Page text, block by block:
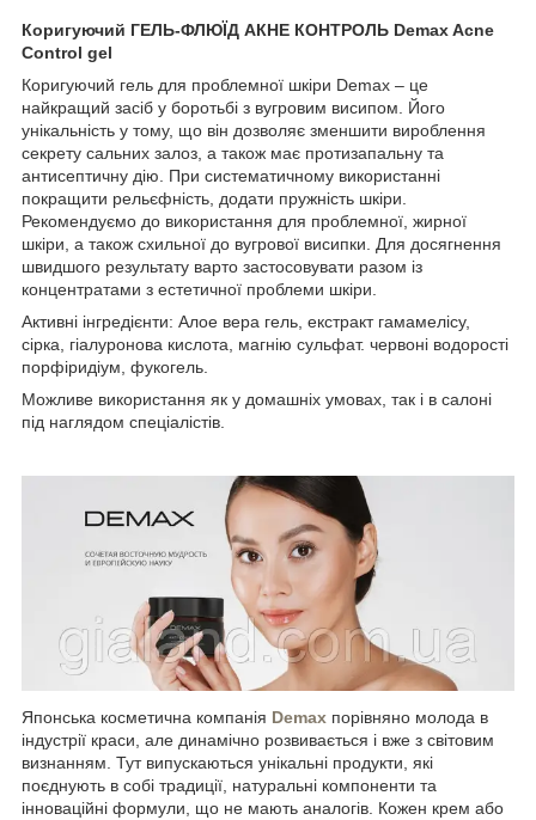
Коригуючий ГЕЛЬ-ФЛЮЇД АКНЕ КОНТРОЛЬ Demax Acne
Control gel
Коригуючий гель для проблемної шкіри Demax – це
найкращий засіб у боротьбі з вугровим висипом. Його
унікальність у тому, що він дозволяє зменшити вироблення
секрету сальних залоз, а також має протизапальну та
антисептичну дію. При систематичному використанні
покращити рельєфність, додати пружність шкіри.
Рекомендуємо до використання для проблемної, жирної
шкіри, а також схильної до вугрової висипки. Для досягнення
швидшого результату варто застосовувати разом із
концентратами з естетичної проблеми шкіри.
Активні інгредієнти: Алое вера гель, екстракт гамамелісу,
сірка, гіалуронова кислота, магнію сульфат. червоні водорості
порфіридіум, фукогель.
Можливе використання як у домашніх умовах, так і в салоні
під наглядом спеціалістів.
Японська косметична компанія Demax порівняно молода в
індустрії краси, але динамічно розвивається і вже з світовим
визнанням. Тут випускаються унікальні продукти, які
поєднують в собі традиції, натуральні компоненти та
інноваційні формули, що не мають аналогів. Кожен крем або